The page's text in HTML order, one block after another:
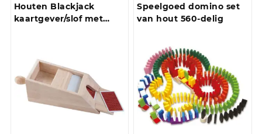
Houten Blackjack
kaartgever/slof met
Speelgoed domino set
van hout 560-delig